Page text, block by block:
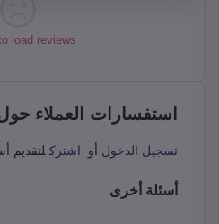
load reviews.
استفسارات العملاء حول
تسجيل الدخول أو اشترك لتقديم
أسئلة أخرى